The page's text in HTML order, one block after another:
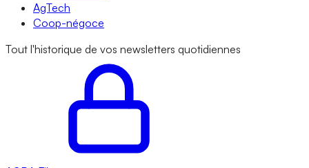
AgTech
Coop-négoce
Tout l'historique de vos newsletters quotidiennes